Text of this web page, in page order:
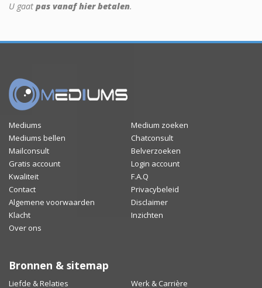
U gaat pas vanaf hier betalen.
Mediums
Medium zoeken
Mediums bellen
Chatconsult
Mailconsult
Belverzoeken
Gratis account
Login account
Kwaliteit
F.A.Q
Contact
Privacybeleid
Algemene voorwaarden
Disclaimer
Klacht
Inzichten
Over ons
Bronnen & sitemap
Liefde & Relaties Werk & Carrière